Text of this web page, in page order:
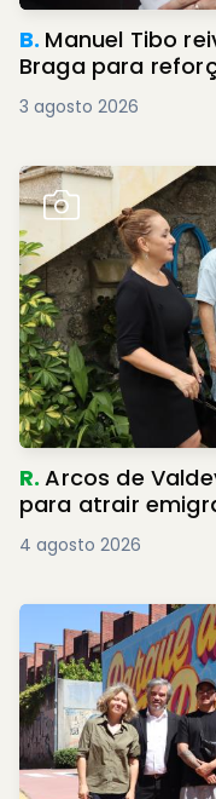
B. Manuel Tibo
Braga para
3 agosto 2026
R.Arcos de
para atrair
4 agosto 2026